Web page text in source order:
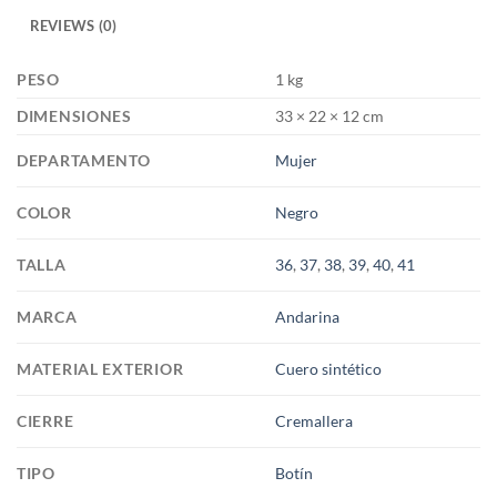
REVIEWS (0)
PESO
1 kg
DIMENSIONES
33 × 22 × 12 cm
DEPARTAMENTO Mujer
COLOR Negro
TALLA 36, 37, 38, 39,40,41
MARCA Andarina
MATERIAL EXTERIOR Cuero sintético
CIERRE Cremallera
TIPO Botín